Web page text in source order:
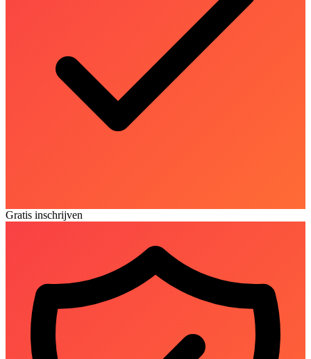
Gratis inschrijven